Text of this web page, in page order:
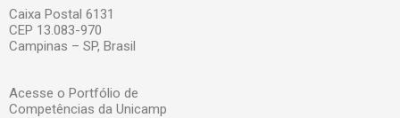
Caixa Postal 6131
CEP 13.083-970
Campinas – SP, Brasil
Acesse o Portfólio de
Competências da Unicamp